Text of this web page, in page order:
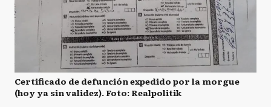
Certificado de defunción expedido por la morgue
(hoy ya sin validez). Foto: Realpolitik